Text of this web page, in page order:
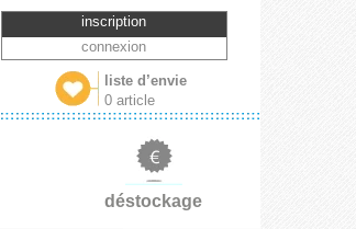
inscription
connexion
liste d’envie
0 article
déstockage